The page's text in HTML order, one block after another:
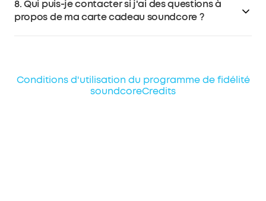
email au service clientèle de soundcore à
support@soundcore.com.
8. Qui puis-je contacter si j'ai des questions à
propos de ma carte cadeau soundcore ?
questions concernant d'autres cartes-cadeaux,
Conditions d'utilisation du programme de fidélité
soundcoreCredits